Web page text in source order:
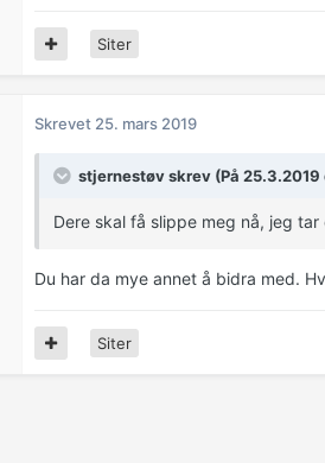
Siter
Skrevet 25. mars 2019
stjernestøv skrev (På 25.3.2019
Dere skal få slippe meg nå, jeg tar
Du har da mye annet å bidra med.
Siter